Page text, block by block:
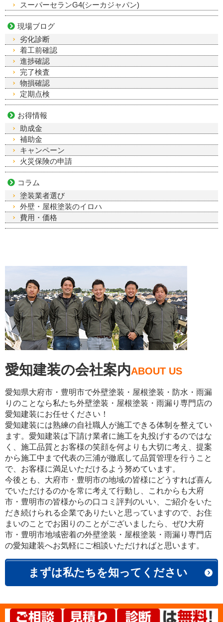
スーパーセランG4(シーカジャパン)
現場ブログ
劣化診断
着工前確認
進捗確認
完了検査
物損確認
定期点検
お得情報
助成金
補助金
キャンペーン
火災保険の申請
コラム
塗装業者選び
外壁・屋根塗装のイロハ
費用・価格
愛知建装の会社案内ABOUT US
愛知県大府市・豊明市で外壁塗装・屋根塗装・防水・雨漏
りのことなら私たち外壁塗装・屋根塗装・雨漏り専門店の
愛知建装にお任せください！
愛知建装には熟練の自社職人が施工できる体制を整えてい
ます。愛知建装は下請け業者に施工を丸投げするのではな
く、施工品質とお客様の笑顔を何よりも大切に考え、提案
から施工中まで代表の三浦が徹底して品質管理を行うこと
で、お客様に満足いただけるよう努めています。
今後とも、大府市・豊明市の地域の皆様にどうすれば喜ん
でいただけるのかを常に考えて行動し、これからも大府
市・豊明市の皆様からの口コミ評判のいい、ご紹介をいた
だき続けられる企業でありたいと思っていますので、お住
まいのことでお困りのことがございましたら、ぜひ大府
市・豊明市地域密着の外壁塗装・屋根塗装・雨漏り専門店
の愛知建装へお気軽にご相談いただければと思います。
まずは私たちを知ってください